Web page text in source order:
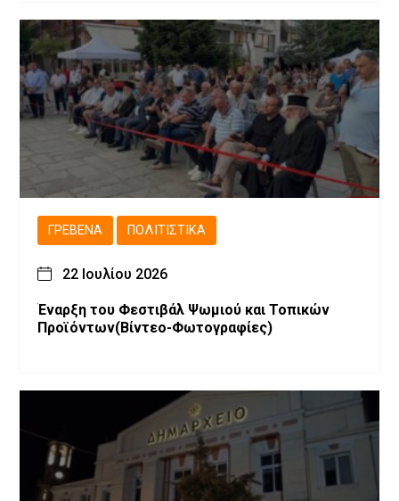
ΓΡΕΒΕΝΆ ΠΟΛΙΤΙΣΤΙΚΆ
22 Ιουλίου 2026
Έναρξη του Φεστιβάλ Ψωμιού και Τοπικών
Προϊόντων(Βίντεο-Φωτογραφίες)